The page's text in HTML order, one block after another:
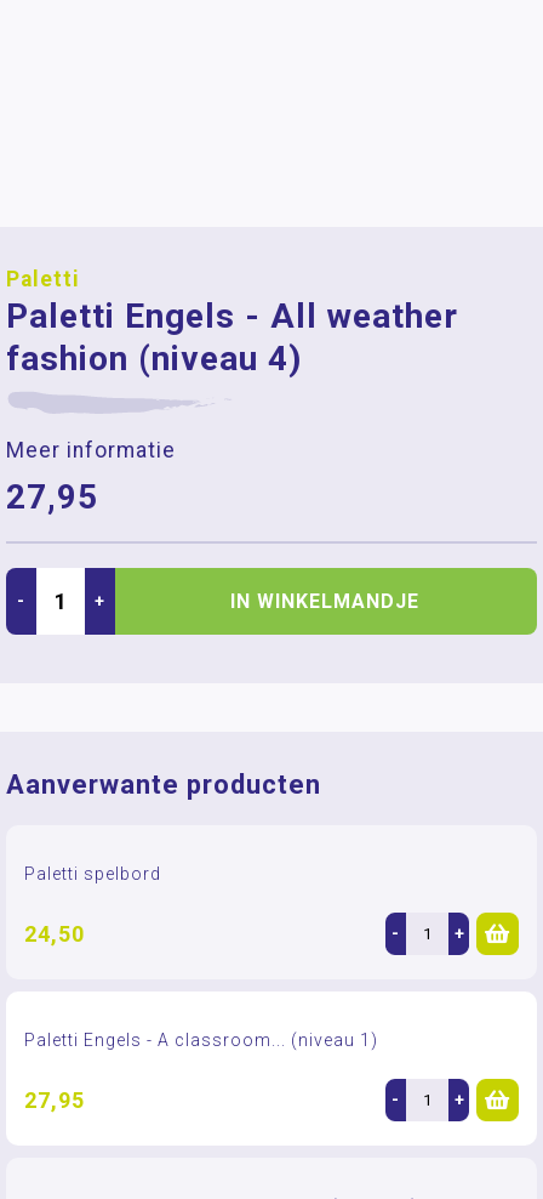
Paletti
Paletti Engels - All weather
fashion (niveau 4)
Meer informatie
27,95
- + IN WINKELMANDJE
Aanverwante producten
Paletti spelbord
24,50 - +
Paletti Engels - A classroom... (niveau 1)
27,95 - +